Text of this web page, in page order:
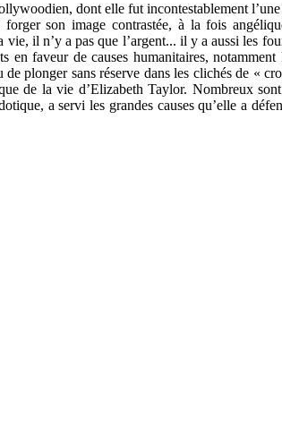
dont elle fut incontestablement
son image contrastée, à la fois
il n’y a pas que l’argent... il y a aussi les
en faveur de causes humanitaires,
plonger sans réserve dans les clichés de «
de la vie d’Elizabeth Taylor. Nombreux
a servi les grandes causes qu’elle a